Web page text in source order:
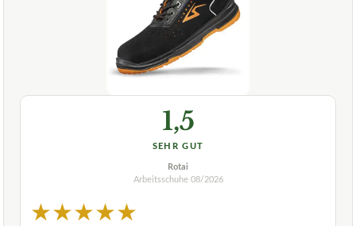
1,5
SEHR GUT
Rotai
Arbeitsschuhe 08/2026
★★★★★